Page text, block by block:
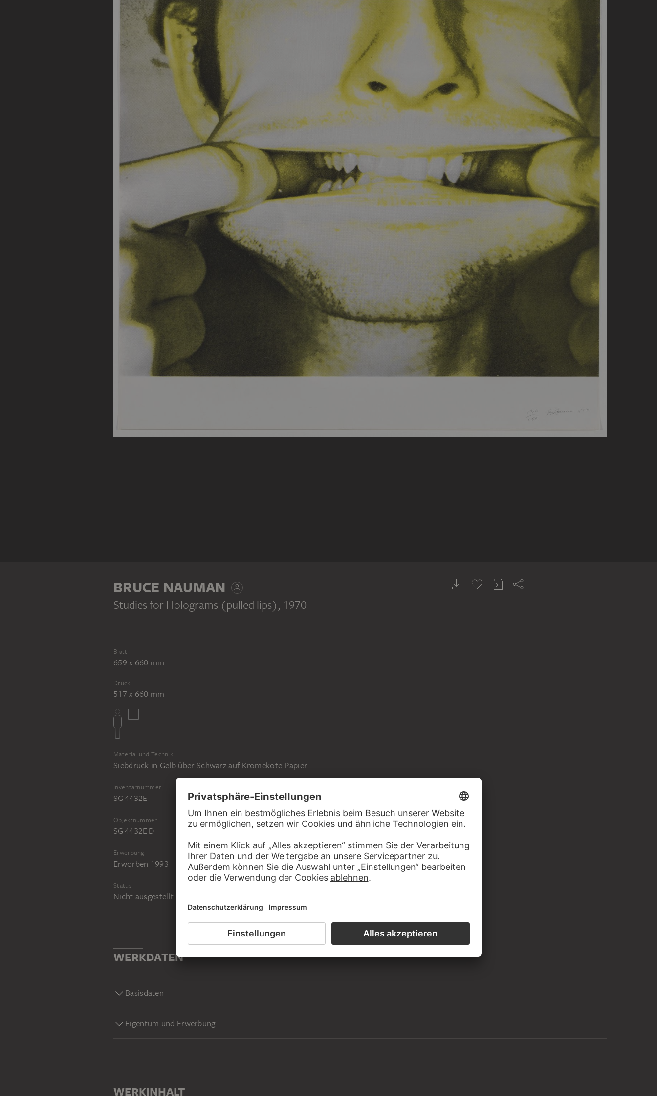
BRUCE NAUMAN
Studies for Holograms (pulled lips), 1970
Blatt
659 x 660 mm
Druck
517 x 660 mm
Material und Technik
Siebdruck in Gelb über Schwarz auf Kromekote-Papier
Inventarnummer
SG 4432E
Objektnummer
SG 4432E D
Erwerbung
Erworben 1993
Status
Nicht ausgestellt
WERKDATEN
Basisdaten
Eigentum und Erwerbung
WERKINHALT